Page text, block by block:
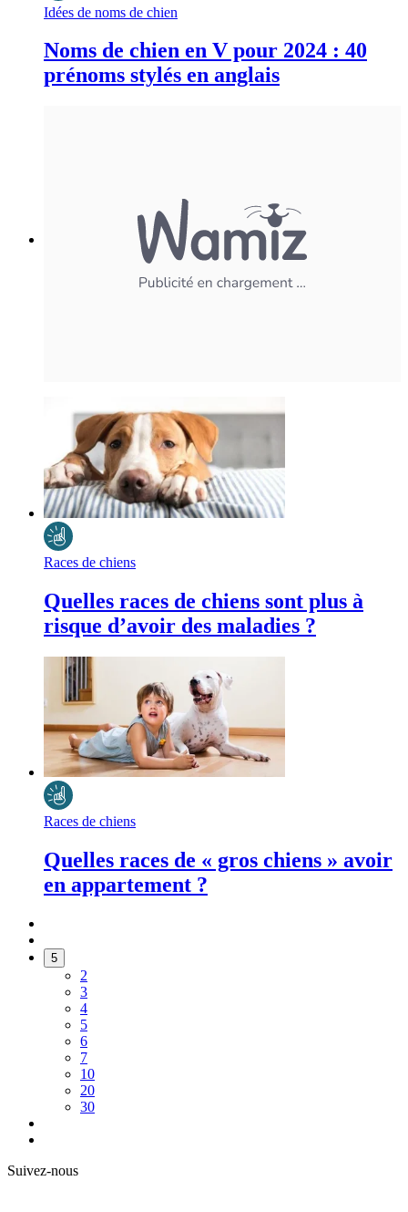
Idées de noms de chien
Noms de chien en V pour 2024 : 40
prénoms stylés en anglais
Races de chiens
Quelles races de chiens sont plus à
risque d’avoir des maladies ?
Races de chiens
Quelles races de « gros chiens » avoir
en appartement ?
5
2
3
4
5
6
7
10
20
30
Suivez-nous